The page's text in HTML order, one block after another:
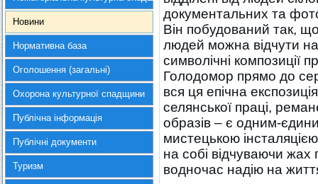
Новини
Нормативна база
Оголошення (загальні)
Охорона культурної спадщини
Публічна інформація
Публічні документи
Туризм
документальних та
Він побудований так,
людей можна відчути на
символічні композиції
Голодомор прямо до
вся ця епічна
селянської праці,
образів – є одним-
мистецькою
на собі відчуваючи жах
водночас надію на